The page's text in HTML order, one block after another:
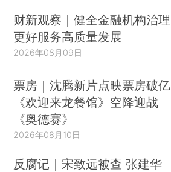
财新观察｜健全金融机构治理
更好服务高质量发展
2026年08月09日
票房｜沈腾新片点映票房破亿
《欢迎来龙餐馆》空降迎战
《奥德赛》
2026年08月10日
反腐记｜宋致远被查 张建华